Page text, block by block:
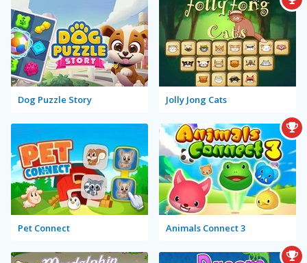
Dog Puzzle Story Jolly Jong Cats
Pet Connect Animals Connect 3